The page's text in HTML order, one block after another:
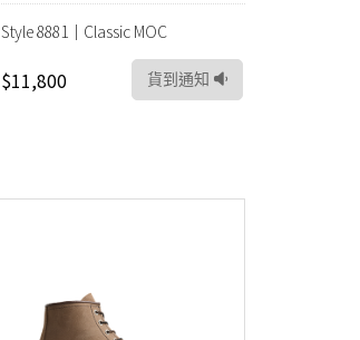
Style 8881｜Classic MOC
$11,800 貨到通知